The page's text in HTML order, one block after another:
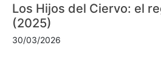
Los Hijos del Ciervo: el
(2025)
30/03/2026